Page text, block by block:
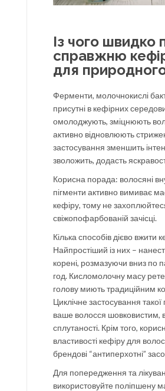
Із чого швидко
справжню
для
Ферменти, молочнокислі
присутні в кефірних
омолоджують, зміцнюють
активно відновлюють
застосування зменшить
зволожить, додасть
Корисна порада: волосяні
пігменти активно вимиває
кефіру, тому не
свіжопофарбованій зачісці.
Кілька способів дієво вжити
Найпростіший із них –
корені, розмазуючи вниз по
год. Кисломолочну масу
голову миють традиційним
Циклічне застосування
ваше волосся шовковистим,
сплутаності. Крім того,
властивості кефіру для
брендові “антиперхотні”
Для попередження та
використовуйте поліпшену